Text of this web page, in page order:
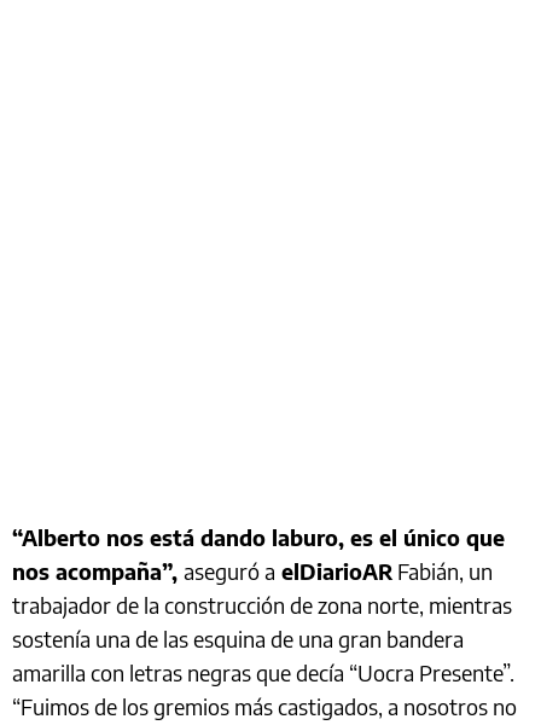
“Alberto nos está dando laburo, es el único que
nos acompaña”, aseguró a elDiarioAR Fabián, un
trabajador de la construcción de zona norte, mientras
sostenía una de las esquina de una gran bandera
amarilla con letras negras que decía “Uocra Presente”.
“Fuimos de los gremios más castigados, a nosotros no